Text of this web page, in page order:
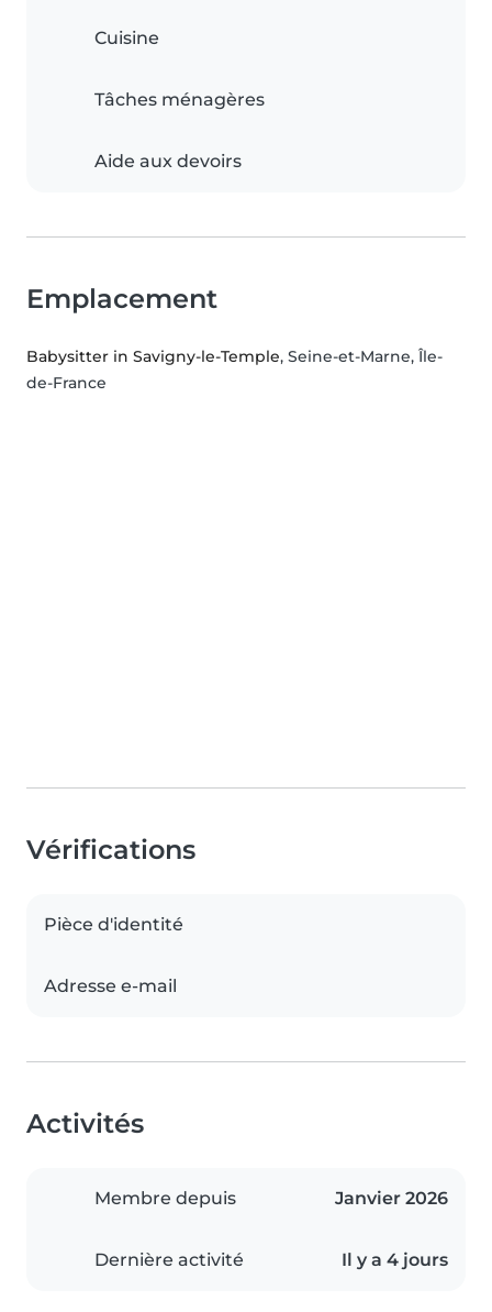
Cuisine
Tâches ménagères
Aide aux devoirs
Emplacement
Babysitter in Savigny-le-Temple, Seine-et-Marne, Île-
de-France
Vérifications
Pièce d'identité
Adresse e-mail
Activités
Membre depuis Janvier 2026
Dernière activité Il y a 4 jours